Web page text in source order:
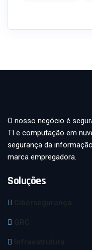
O nosso negócio é
TI e computação em
segurança da
marca empregadora.
Soluções